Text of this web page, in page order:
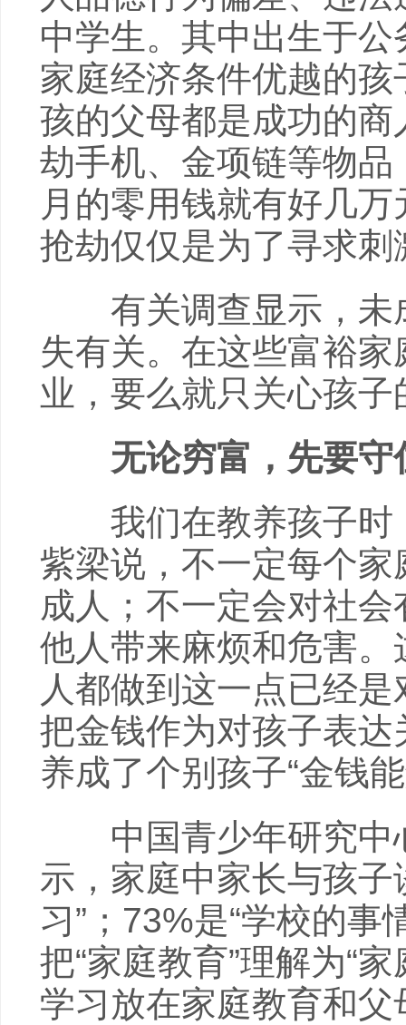
中学生。其中出生于
家庭经济条件优越的
孩的父母都是成功的
劫手机、金项链等物
月的零用钱就有好几
抢劫仅仅是为了寻求刺
有关调查显示，未
失有关。在这些富裕
业，要么就只关心孩
无论穷富，先要
我们在教养孩子时
紫梁说，不一定每个
成人；不一定会对社
他人带来麻烦和危害
人都做到这一点已经
把金钱作为对孩子表
养成了个别孩子“金钱
中国青少年研究中
示，家庭中家长与孩
习”；73%是“学校的事
把“家庭教育”理解为“
学习放在家庭教育和